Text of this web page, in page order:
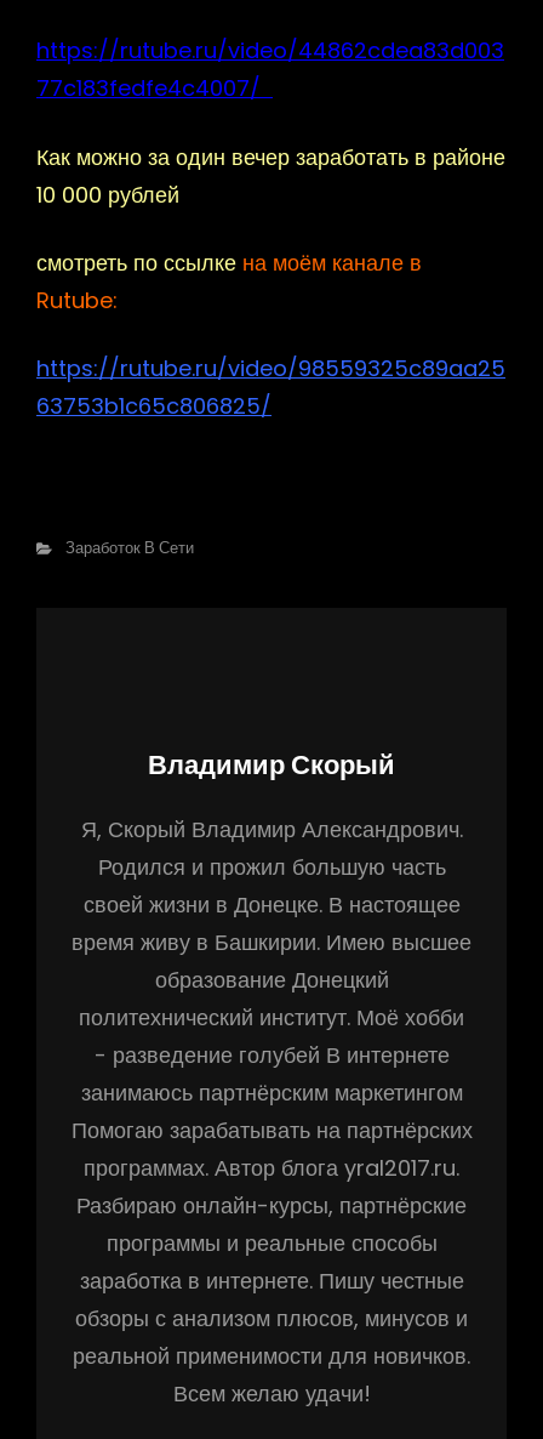
https://rutube.ru/video/44862cdea83d003
77c183fedfe4c4007/
Как можно за один вечер заработать в районе
10 000 рублей
смотреть по ссылке на моём канале в
Rutube:
https://rutube.ru/video/98559325c89aa25
63753b1c65c806825/
Рубрики
Заработок В Сети
Автор:
Владимир Скорый
Я, Скорый Владимир Александрович.
Родился и прожил большую часть
своей жизни в Донецке. В настоящее
время живу в Башкирии. Имею высшее
образование Донецкий
политехнический институт. Моё хобби
- разведение голубей В интернете
занимаюсь партнёрским маркетингом
Помогаю зарабатывать на партнёрских
программах. Автор блога yral2017.ru.
Разбираю онлайн-курсы, партнёрские
программы и реальные способы
заработка в интернете. Пишу честные
обзоры с анализом плюсов, минусов и
реальной применимости для новичков.
Всем желаю удачи!